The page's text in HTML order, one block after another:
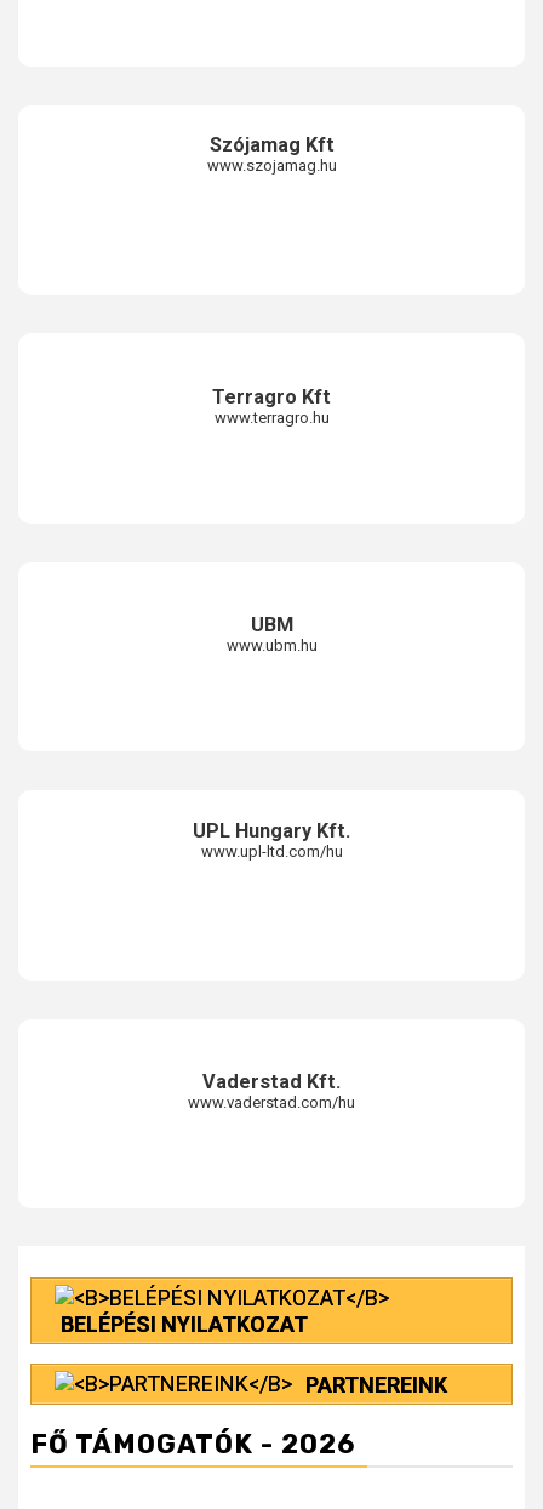
Szójamag Kft
www.szojamag.hu
Terragro Kft
www.terragro.hu
UBM
www.ubm.hu
UPL Hungary Kft.
www.upl-ltd.com/hu
Vaderstad Kft.
www.vaderstad.com/hu
BELÉPÉSI NYILATKOZAT
PARTNEREINK
FŐ TÁMOGATÓK - 2026